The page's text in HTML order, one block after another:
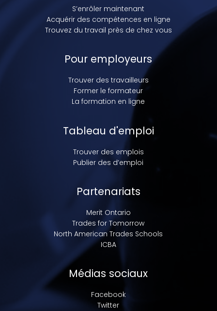
S’enrôler maintenant
Acquérir des compétences en ligne
Trouvez du travail près de chez vous
Pour employeurs
Trouver des travailleurs
Former le formateur
La formation en ligne
Tableau d'emploi
Trouver des emplois
Publier des d’emploi
Partenariats
Merit Ontario
Trades for Tomorrow
North American Trades Schools
ICBA
Médias sociaux
Facebook
Twitter